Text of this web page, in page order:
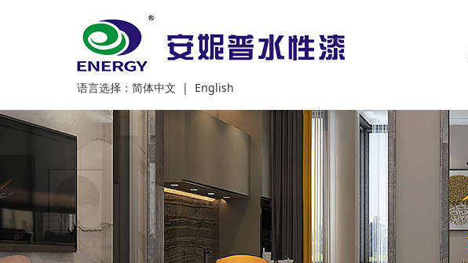
语言选择： 简体中文 | English